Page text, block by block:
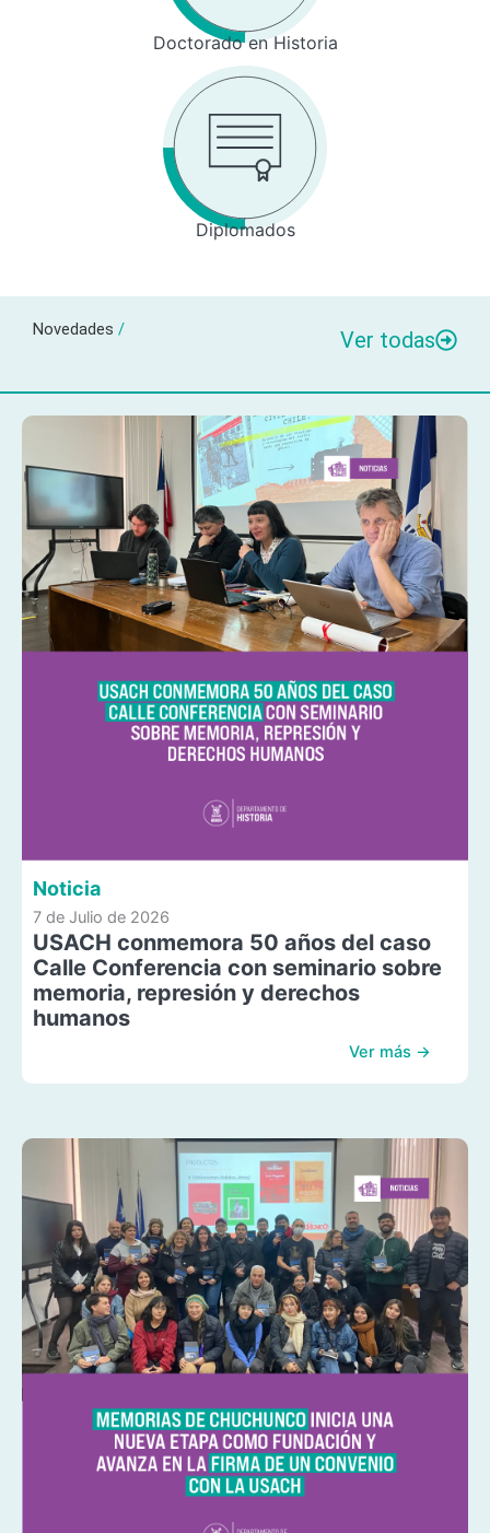
Doctorado en Historia
Diplomados
Novedades / Ver todas
Noticia
7 de Julio de 2026
USACH conmemora 50 años del caso
Calle Conferencia con seminario sobre
memoria, represión y derechos
humanos
Ver más →